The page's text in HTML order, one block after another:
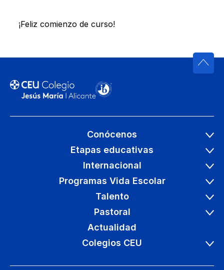
¡Feliz comienzo de curso!
Conócenos
Etapas educativas
Internacional
Programas Vida Escolar
Talento
Pastoral
Actualidad
Colegios CEU